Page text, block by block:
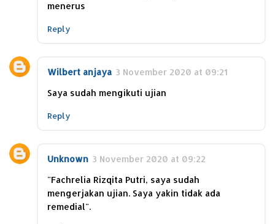
menerus
Reply
Wilbert anjaya 3 November 2020 at 09:21
Saya sudah mengikuti ujian
Reply
Unknown 3 November 2020 at 09:22
"Fachrelia Rizqita Putri, saya sudah
mengerjakan ujian. Saya yakin tidak ada
remedial".